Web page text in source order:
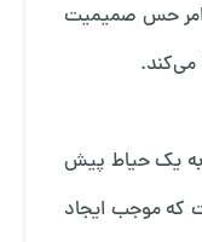
امر حس صمیمیت
می‌کند.
به یک حیاط پیش
که موجب ایجاد